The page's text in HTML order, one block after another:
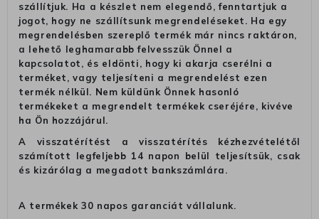
szállítjuk. Ha a készlet nem elegendő, fenntartjuk a
jogot, hogy ne szállítsunk megrendeléseket. Ha egy
megrendelésben szereplő termék már nincs raktáron,
a lehető leghamarabb felvesszük Önnel a
kapcsolatot, és eldönti, hogy ki akarja cserélni a
terméket, vagy teljesíteni a megrendelést ezen
termék nélkül. Nem küldünk Önnek hasonló
termékeket a megrendelt termékek cseréjére, kivéve
ha Ön hozzájárul.
A visszatérítést a visszatérítés kézhezvételétől
számított legfeljebb 14 napon belül teljesítsük, csak
és kizárólag a megadott bankszámlára.
A termékek 30 napos garanciát vállalunk.